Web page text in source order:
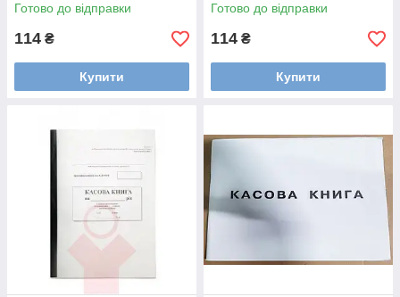
Готово до відправки
114 ₴
Купити
Готово до відправки
114 ₴
Купити